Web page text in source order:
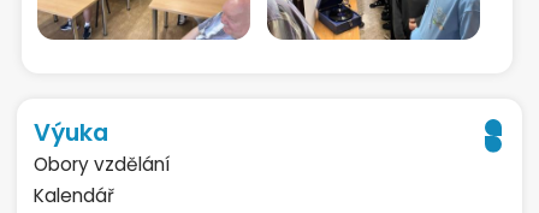
Výuka
Obory vzdělání
Kalendář